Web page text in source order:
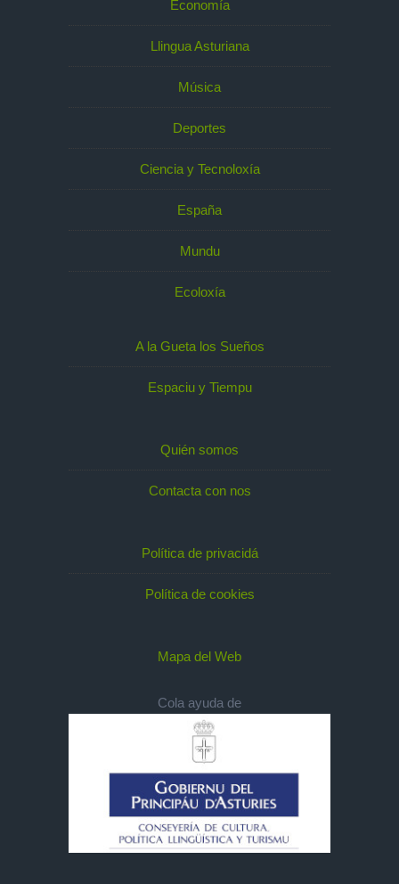
Economía
Llingua Asturiana
Música
Deportes
Ciencia y Tecnoloxía
España
Mundu
Ecoloxía
A la Gueta los Sueños
Espaciu y Tiempu
Quién somos
Contacta con nos
Política de privacidá
Política de cookies
Mapa del Web
Cola ayuda de